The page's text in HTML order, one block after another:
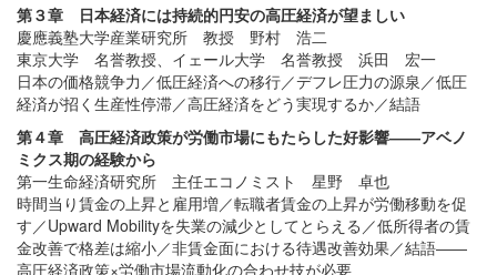
第３章 日本経済には持続的円安の高圧経済が望ましい
慶應義塾大学産業研究所 教授 野村 浩二
東京大学 名誉教授、イェール大学 名誉教授 浜田 宏一
日本の価格競争力／低圧経済への移行／デフレ圧力の源泉／低圧
経済が招く生産性停滞／高圧経済をどう実現するか／結語
第４章 高圧経済政策が労働市場にもたらした好影響――アベノ
ミクス期の経験から
第一生命経済研究所 主任エコノミスト 星野 卓也
時間当り賃金の上昇と雇用増／転職者賃金の上昇が労働移動を促
す／Upward Mobilityを失業の減少としてとらえる／低所得者の賃
金改善で格差は縮小／非賃金面における待遇改善効果／結語――
高圧経済政策×労働市場流動化の合わせ技が必要